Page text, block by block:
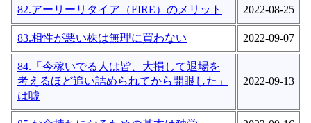
82.アーリーリタイア（FIRE）のメリット 2022-08-25
83.相性が悪い株は無理に買わない 2022-09-07
84.「今稼いでる人は皆、大損して退場を
考えるほど追い詰められてから開眼した」
は嘘
2022-09-13